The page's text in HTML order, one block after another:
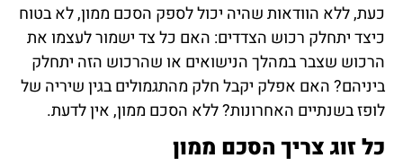
כעת, ללא הוודאות שהיה יכול לספק הסכם ממון, לא בטוח
כיצד יתחלק רכוש הצדדים: האם כל צד ישמור לעצמו את
הרכוש שצבר במהלך הנישואים או שהרכוש הזה יתחלק
ביניהם? האם אפלק יקבל חלק מהתגמולים בגין שיריה של
לופז בשנתיים האחרונות? ללא הסכם ממון, אין לדעת.
כל זוג צריך הסכם ממון